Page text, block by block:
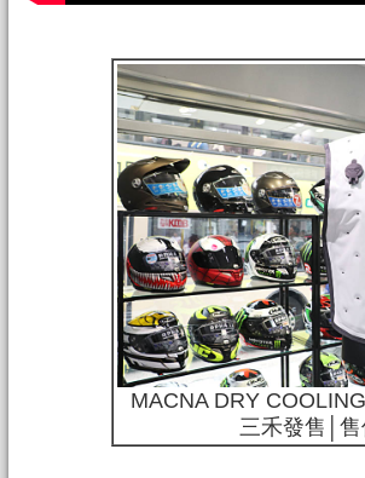
MACNA DRY
三禾發售│